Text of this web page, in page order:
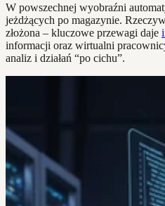
W powszechnej wyobraźni
jeżdżących po magazynie.
złożona – kluczowe przewagi daje
informacji oraz wirtualni
analiz i działań “po cichu”.